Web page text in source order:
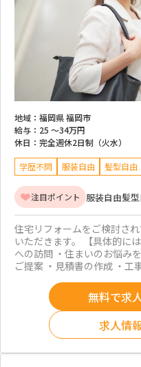
地域： 福岡県 福岡市
給与： 25 ～34万円
休日： 完全週休2日制（火水）
学歴不問 服装自由 髪型自由
注目ポイント 服装自由髪
住宅リフォームをご検討さ
いただきます。 【具体的に
への訪問 ・住まいのお悩み
ご提案 ・見積書の作成 ・工
無料で求
求人情